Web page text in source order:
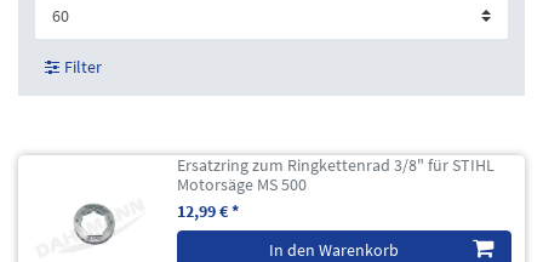
Filter
Ersatzring zum Ringkettenrad 3/8" für STIHL
Motorsäge MS 500
12,99 € *
In den Warenkorb